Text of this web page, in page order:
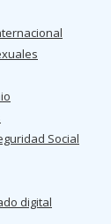
Social
digital